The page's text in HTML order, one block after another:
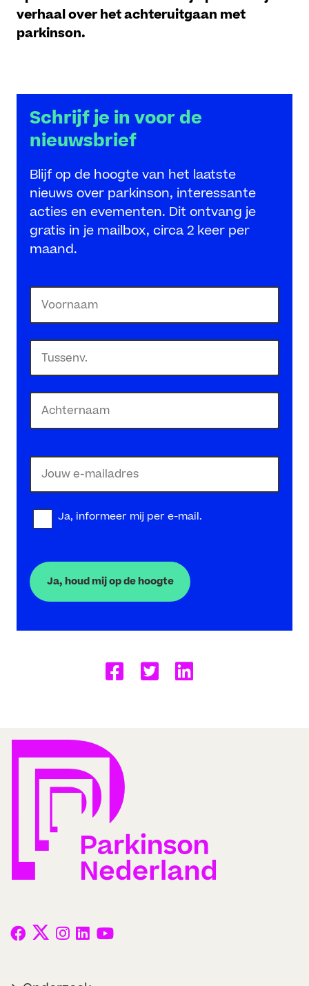
verhaal over het achteruitgaan met
parkinson.
Schrijf je in voor de
nieuwsbrief
Blijf op de hoogte van het laatste
nieuws over parkinson, interessante
acties en evementen. Dit ontvang je
gratis in je mailbox, circa 2 keer per
maand.
Naam
(Required)
First
Middle
E-
mailadres
(Required)
Nieuwsbrief
Checkbox
Ja, informeer mij per e-mail.